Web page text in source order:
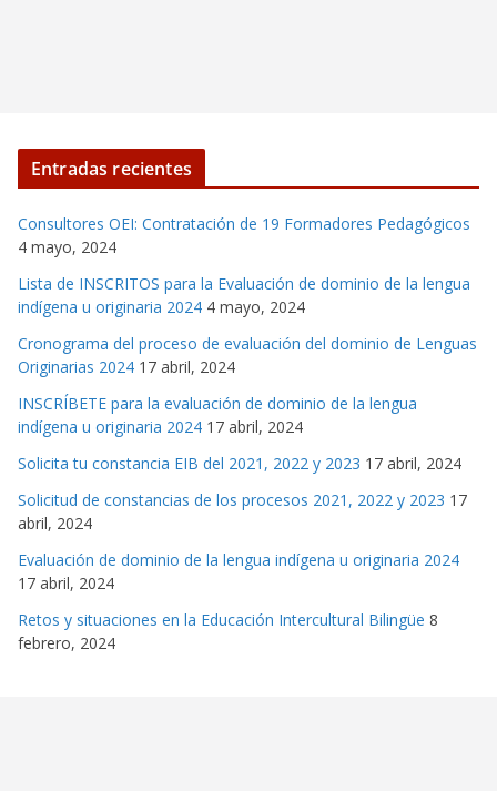
Entradas recientes
Consultores OEI: Contratación de 19 Formadores Pedagógicos
4 mayo, 2024
Lista de INSCRITOS para la Evaluación de dominio de la lengua
indígena u originaria 2024 4 mayo, 2024
Cronograma del proceso de evaluación del dominio de Lenguas
Originarias 2024 17 abril, 2024
INSCRÍBETE para la evaluación de dominio de la lengua
indígena u originaria 2024 17 abril, 2024
Solicita tu constancia EIB del 2021, 2022 y 2023 17 abril, 2024
Solicitud de constancias de los procesos 2021, 2022 y 2023 17
abril, 2024
Evaluación de dominio de la lengua indígena u originaria 2024
17 abril, 2024
Retos y situaciones en la Educación Intercultural Bilingüe 8
febrero, 2024